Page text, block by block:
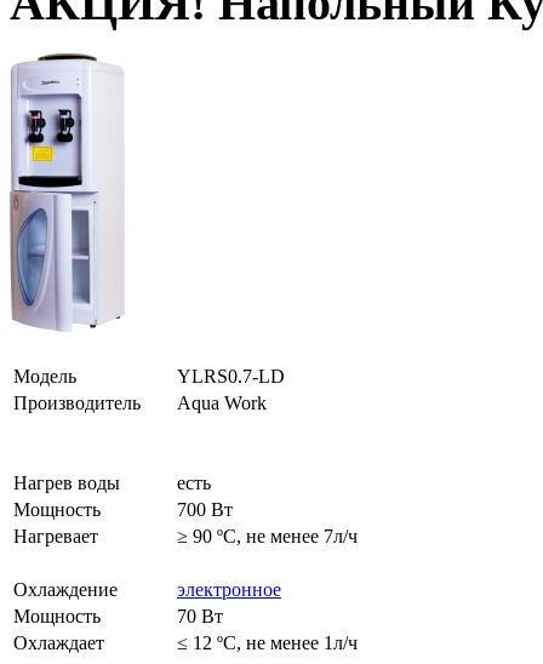
Модель
YLRS0.7-LD
Производитель
Aqua Work
Нагрев воды
есть
Мощность
700 Вт
Нагревает
≥ 90 ºС, не менее 7л/ч
Охлаждение
электронное
Мощность
70 Вт
Охлаждает
≤ 12 ºС, не менее 1л/ч